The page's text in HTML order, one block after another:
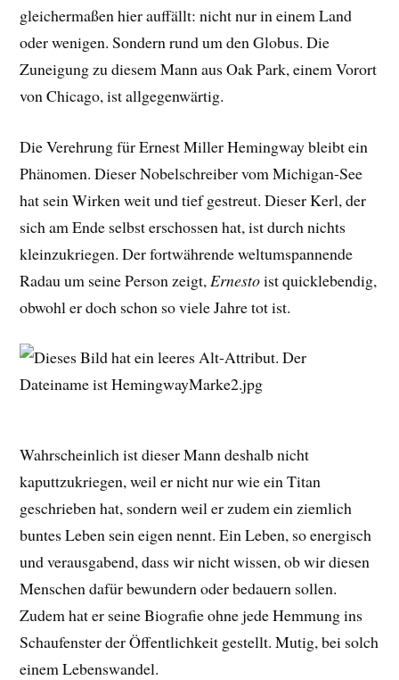
gleichermaßen hier auffällt: nicht nur in einem Land
oder wenigen. Sondern rund um den Globus. Die
Zuneigung zu diesem Mann aus Oak Park, einem Vorort
von Chicago, ist allgegenwärtig.
Die Verehrung für Ernest Miller Hemingway bleibt ein
Phänomen. Dieser Nobelschreiber vom Michigan-See
hat sein Wirken weit und tief gestreut. Dieser Kerl, der
sich am Ende selbst erschossen hat, ist durch nichts
kleinzukriegen. Der fortwährende weltumspannende
Radau um seine Person zeigt, Ernestoist quicklebendig,
obwohl er doch schon so viele Jahre tot ist.
Wahrscheinlich ist dieser Mann deshalb nicht
kaputtzukriegen, weil er nicht nur wie ein Titan
geschrieben hat, sondern weil er zudem ein ziemlich
buntes Leben sein eigen nennt. Ein Leben, so energisch
und verausgabend, dass wir nicht wissen, ob wir diesen
Menschen dafür bewundern oder bedauern sollen.
Zudem hat er seine Biografie ohne jede Hemmung ins
Schaufenster der Öffentlichkeit gestellt. Mutig, bei solch
einem Lebenswandel.